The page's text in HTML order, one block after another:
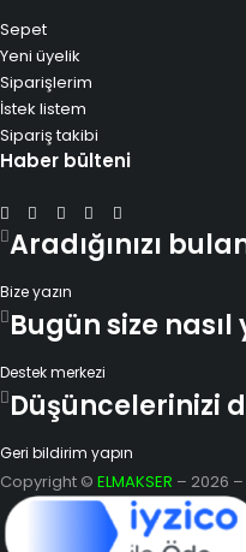
Sepet
Yeni üyelik
Siparişlerim
İstek listem
Sipariş takibi
Haber bülteni
Aradığınızı
Bize yazın
Bugün size
Destek merkezi
Düşüncelerinizi
Geri bildirim yapın
Copyright © ELMAKSER – 2026